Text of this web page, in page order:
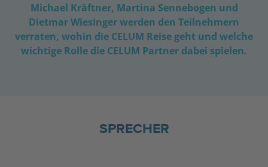
Michael Kräftner, Martina Sennebogen und
Dietmar Wiesinger werden den Teilnehmern
verraten, wohin die CELUM Reise geht und welche
wichtige Rolle die CELUM Partner dabei spielen.
SPRECHER